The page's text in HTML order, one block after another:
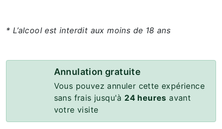
* L’alcool est interdit aux moins de 18 ans
Annulation gratuite
Vous pouvez annuler cette expérience
sans frais jusqu'à 24 heures avant
votre visite